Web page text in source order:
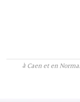
à Caen et en